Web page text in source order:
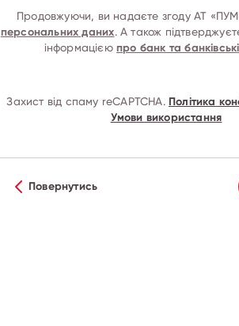
Продовжуючи, ви надаєте згоду АТ
персональних даних. А також
інформацієюпро банк та
Захист від спаму reCAPTCHA. Політика
Умови використання
Повернутись